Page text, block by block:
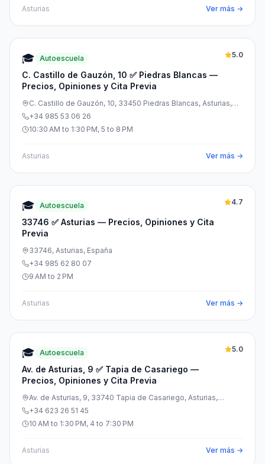
Asturias Ver más →
🎓 Autoescuela
C. Castillo de Gauzón, 10 ✅ Piedras Blancas —
Precios, Opiniones y Cita Previa
5.0
C. Castillo de Gauzón, 10, 33450 Piedras Blancas, Asturias,
España
+34 985 53 06 26
10:30 AM to 1:30 PM, 5 to 8 PM
Asturias Ver más →
🎓 Autoescuela
33746 ✅ Asturias — Precios, Opiniones y Cita
Previa
4.7
33746, Asturias, España
+34 985 62 80 07
9 AM to 2 PM
Asturias Ver más →
🎓 Autoescuela
Av. de Asturias, 9 ✅ Tapia de Casariego —
Precios, Opiniones y Cita Previa
5.0
Av. de Asturias, 9, 33740 Tapia de Casariego, Asturias,
España
+34 623 26 51 45
10 AM to 1:30 PM, 4 to 7:30 PM
Asturias Ver más →